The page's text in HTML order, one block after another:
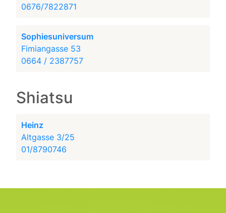
0676/7822871
Sophiesuniversum
Fimiangasse 53
0664 / 2387757
Shiatsu
Heinz
Altgasse 3/25
01/8790746